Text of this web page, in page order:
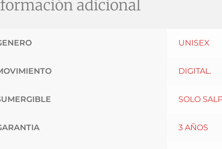
adicional
UNISEX
DIGITAL.
SOLO
3 AÑOS